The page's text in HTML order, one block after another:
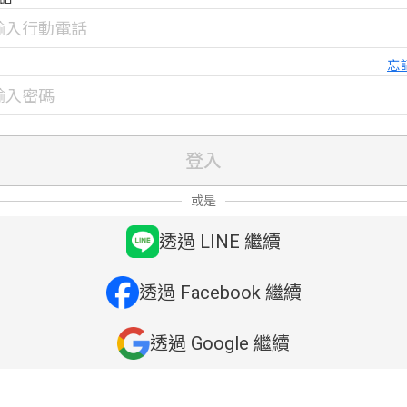
忘
登入
或是
透過 LINE 繼續
透過 Facebook 繼續
透過 Google 繼續